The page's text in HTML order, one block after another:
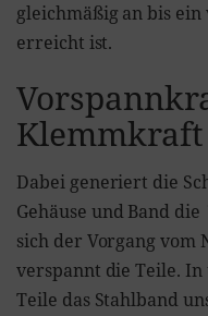
gleichmäßig an bis
erreicht ist.
Klemmkraft
Dabei generiert die
Gehäuse und Band die
sich der Vorgang vom
verspannt die Teile.
Teile das Stahlband